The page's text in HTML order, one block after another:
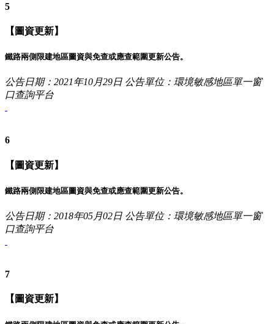
5
【圖資更新】
鐵路兩側限建地區圖資與免查或應查範圍更新公告。
公告日期：2021年10月29日 公告單位：環境敏感地區單一窗
口查詢平台
6
【圖資更新】
鐵路兩側限建地區圖資與免查或應查範圍更新公告。
公告日期：2018年05月02日 公告單位：環境敏感地區單一窗
口查詢平台
7
【圖資更新】